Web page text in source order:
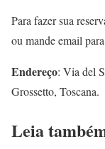
Para fazer sua
ou mande email
Endereço: Via del
Grossetto, Toscana.
Leia